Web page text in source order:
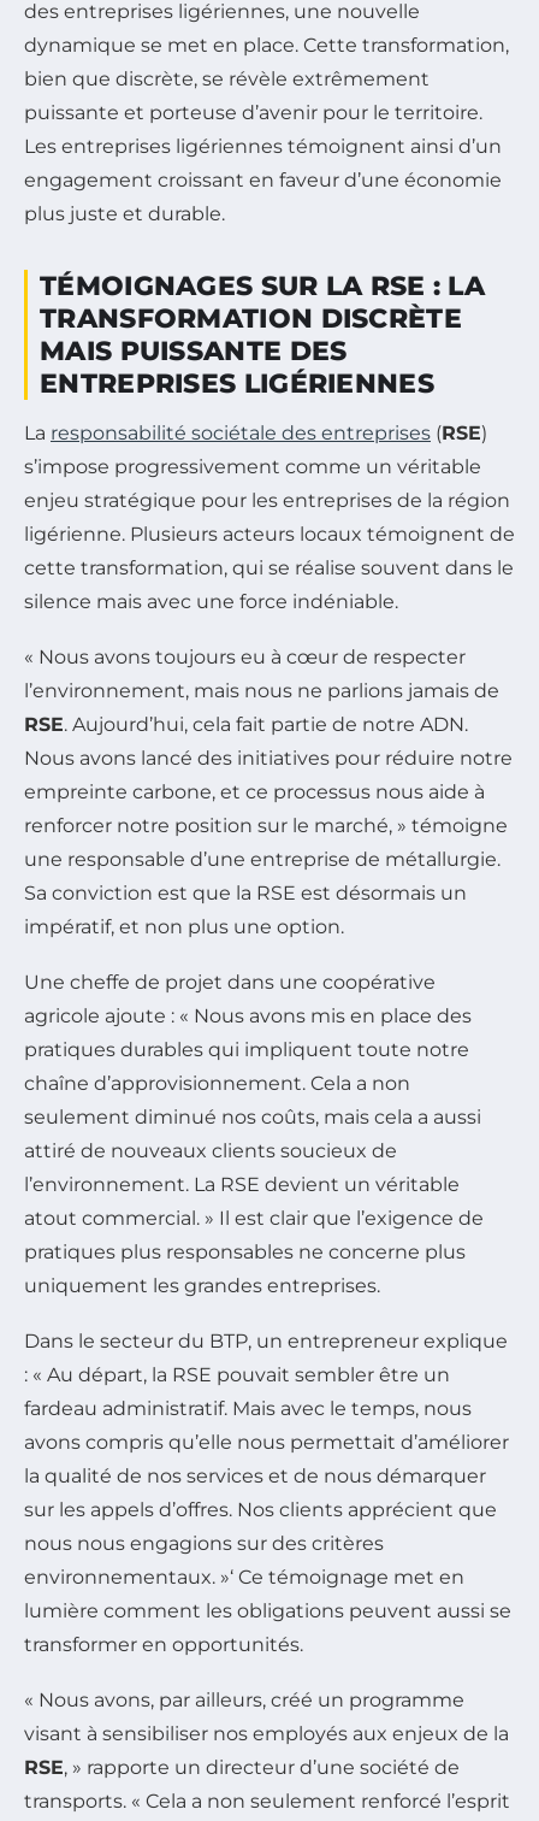
des entreprises ligériennes, une nouvelle
dynamique se met en place. Cette transformation,
bien que discrète, se révèle extrêmement
puissante et porteuse d’avenir pour le territoire.
Les entreprises ligériennes témoignent ainsi d’un
engagement croissant en faveur d’une économie
plus juste et durable.
TÉMOIGNAGES SUR LA RSE : LA
TRANSFORMATION DISCRÈTE
MAIS PUISSANTE DES
ENTREPRISES LIGÉRIENNES
La responsabilité sociétale des entreprises (RSE)
s’impose progressivement comme un véritable
enjeu stratégique pour les entreprises de la région
ligérienne. Plusieurs acteurs locaux témoignent de
cette transformation, qui se réalise souvent dans le
silence mais avec une force indéniable.
« Nous avons toujours eu à cœur de respecter
l’environnement, mais nous ne parlions jamais de
RSE. Aujourd’hui, cela fait partie de notre ADN.
Nous avons lancé des initiatives pour réduire notre
empreinte carbone, et ce processus nous aide à
renforcer notre position sur le marché, » témoigne
une responsable d’une entreprise de métallurgie.
Sa conviction est que la RSE est désormais un
impératif, et non plus une option.
Une cheffe de projet dans une coopérative
agricole ajoute : « Nous avons mis en place des
pratiques durables qui impliquent toute notre
chaîne d’approvisionnement. Cela a non
seulement diminué nos coûts, mais cela a aussi
attiré de nouveaux clients soucieux de
l’environnement. La RSE devient un véritable
atout commercial. » Il est clair que l’exigence de
pratiques plus responsables ne concerne plus
uniquement les grandes entreprises.
Dans le secteur du BTP, un entrepreneur explique
: « Au départ, la RSE pouvait sembler être un
fardeau administratif. Mais avec le temps, nous
avons compris qu’elle nous permettait d’améliorer
la qualité de nos services et de nous démarquer
sur les appels d’offres. Nos clients apprécient que
nous nous engagions sur des critères
environnementaux. »‘ Ce témoignage met en
lumière comment les obligations peuvent aussi se
transformer en opportunités.
« Nous avons, par ailleurs, créé un programme
visant à sensibiliser nos employés aux enjeux de la
RSE, » rapporte un directeur d’une société de
transports. « Cela a non seulement renforcé l’esprit